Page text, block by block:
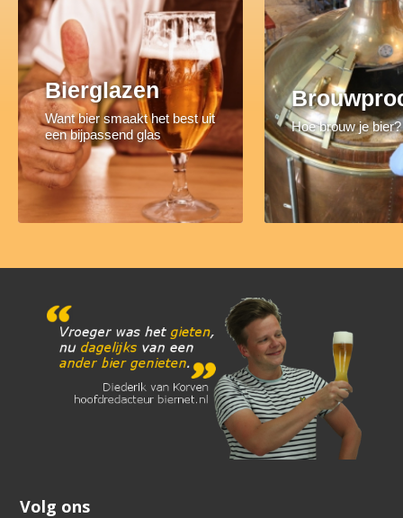
Bierglazen
Want bier smaakt het best uit
een bijpassend glas
Hoe brouw je bier?
Volg ons